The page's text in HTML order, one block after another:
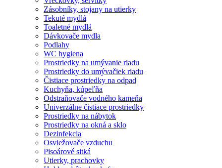
Zásobníky, stojany na utierky
Tekuté mydlá
Toaletné mydlá
Dávkovače mydla
Podlahy
WC hygiena
Prostriedky na umývanie riadu
Prostriedky do umývačiek riadu
Čistiace prostriedky na odpad
Kuchyňa, kúpeľňa
Odstraňovače vodného kameňa
Univerzálne čistiace prostriedky
Prostriedky na nábytok
Prostriedky na okná a sklo
Dezinfekcia
Osviežovače vzduchu
Pisoárové sitká
Utierky, prachovky